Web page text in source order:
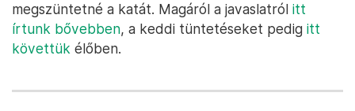
megszüntetné a katát. Magáról a javaslatról itt
írtunk bővebben, a keddi tüntetéseket pedig itt
követtük élőben.